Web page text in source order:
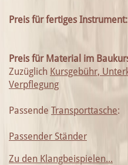
Preis für fertiges Instrument:
Preis für Material im
Zuzüglich Kursgebühr,
Verpflegung
Passende Transporttasche:
Passender Ständer
Zu den Klangbeispielen...